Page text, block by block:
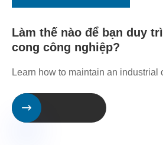
Làm thế nào để bạn duy
cong công nghiệp?
Learn how to maintain an industrial
